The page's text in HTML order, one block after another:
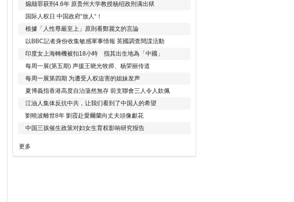
煽颠罪获刑4.6年 原贵州大学教授杨绍政刑满出狱
国际人权日 中国政府“放人“！
根據「人性尊嚴至上」原則看鄭麗文的言論
以BBC記者身份收集敏感軍事情報 英國調查間諜活動
印度女上海轉機被扣18小時 指其出生地為「中國」
每周一展(第五期) 声援王晓光牧师、杨荣丽传道
每周一展第四期 为遭受人权迫害的姐妹发声
夏博義指香港高度自治蕩然無存 前支聯會三人令人欽佩
江油人集体反抗中共，让我们看到了中国人的希望
劉曉波離世8年 劉霞赴愛爾蘭向丈夫頭像獻花
中国三孩催生政策对妇女生育权影响研究报告
更多